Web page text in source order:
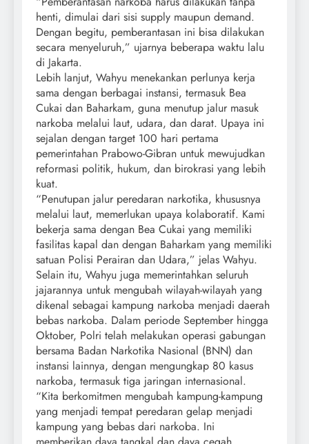
henti, dimulai dari sisi supply maupun demand.
Dengan begitu, pemberantasan ini bisa dilakukan
secara menyeluruh,” ujarnya beberapa waktu lalu
di Jakarta.
Lebih lanjut, Wahyu menekankan perlunya kerja
sama dengan berbagai instansi, termasuk Bea
Cukai dan Baharkam, guna menutup jalur masuk
narkoba melalui laut, udara, dan darat. Upaya ini
sejalan dengan target 100 hari pertama
pemerintahan Prabowo-Gibran untuk mewujudkan
reformasi politik, hukum, dan birokrasi yang lebih
kuat.
“Penutupan jalur peredaran narkotika, khususnya
melalui laut, memerlukan upaya kolaboratif. Kami
bekerja sama dengan Bea Cukai yang memiliki
fasilitas kapal dan dengan Baharkam yang memiliki
satuan Polisi Perairan dan Udara,” jelas Wahyu.
Selain itu, Wahyu juga memerintahkan seluruh
jajarannya untuk mengubah wilayah-wilayah yang
dikenal sebagai kampung narkoba menjadi daerah
bebas narkoba. Dalam periode September hingga
Oktober, Polri telah melakukan operasi gabungan
bersama Badan Narkotika Nasional (BNN) dan
instansi lainnya, dengan mengungkap 80 kasus
narkoba, termasuk tiga jaringan internasional.
“Kita berkomitmen mengubah kampung-kampung
yang menjadi tempat peredaran gelap menjadi
kampung yang bebas dari narkoba. Ini